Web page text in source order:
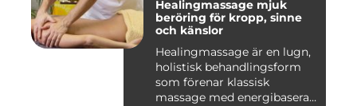
Healingmassage mjuk
beröring för kropp, sinne
och känslor
Healingmassage är en lugn,
holistisk behandlingsform
som förenar klassisk
massage med energibaserad